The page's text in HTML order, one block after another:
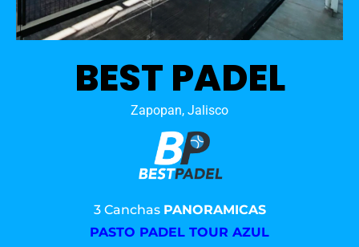
BEST PADEL
Zapopan, Jalisco
3 Canchas PANORAMICAS
PASTO PADEL TOUR AZUL